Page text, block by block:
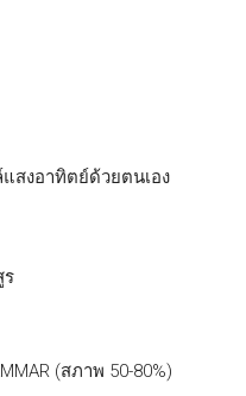
สงอาทิตย์ด้วยตนเอง
ร
(สภาพ 50-80%)